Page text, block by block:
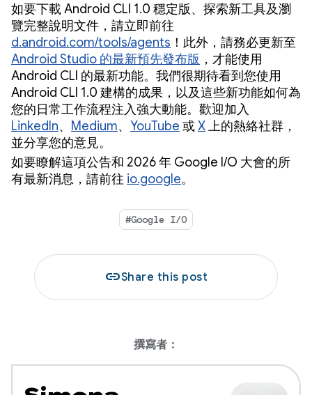
如要下載 Android CLI 1.0 穩定版、探索新工具及瀏
覽完整說明文件，請立即前往
d.android.com/tools/agents ！此外，請務必更新至
Android Studio 的最新預先發布版 ，才能使用
Android CLI 的最新功能。我們很期待看到您使用
Android CLI 1.0 建構的成果，以及這些新功能如何為
您的日常工作流程注入強大動能。歡迎加入
LinkedIn、 Medium、 YouTube 或X上的熱絡社群，
並分享您的意見。
如要瞭解這項公告和 2026 年 Google I/O 大會的所
有最新消息，請前往 io.google。
#Google I/O
linkShare this post
撰寫者：